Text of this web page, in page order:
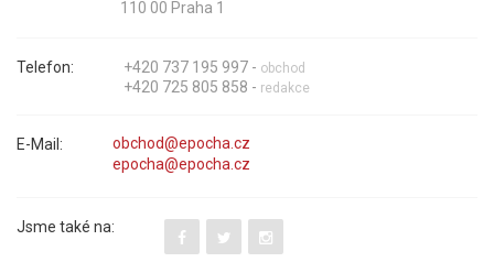
110 00 Praha 1
Telefon: +420 737 195 997 - obchod
+420 725 805 858 - redakce
E-Mail:
Jsme také na: